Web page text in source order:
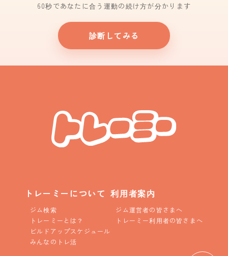
60秒であなたに合う運動の続け方が分かります
診断してみる
トレーミーについて
ジム検索
トレーミーとは？
ビルドアップスケジュール
みんなのトレ活
利用者案内
ジム運営者の皆さまへ
トレーミー利用者の皆さまへ